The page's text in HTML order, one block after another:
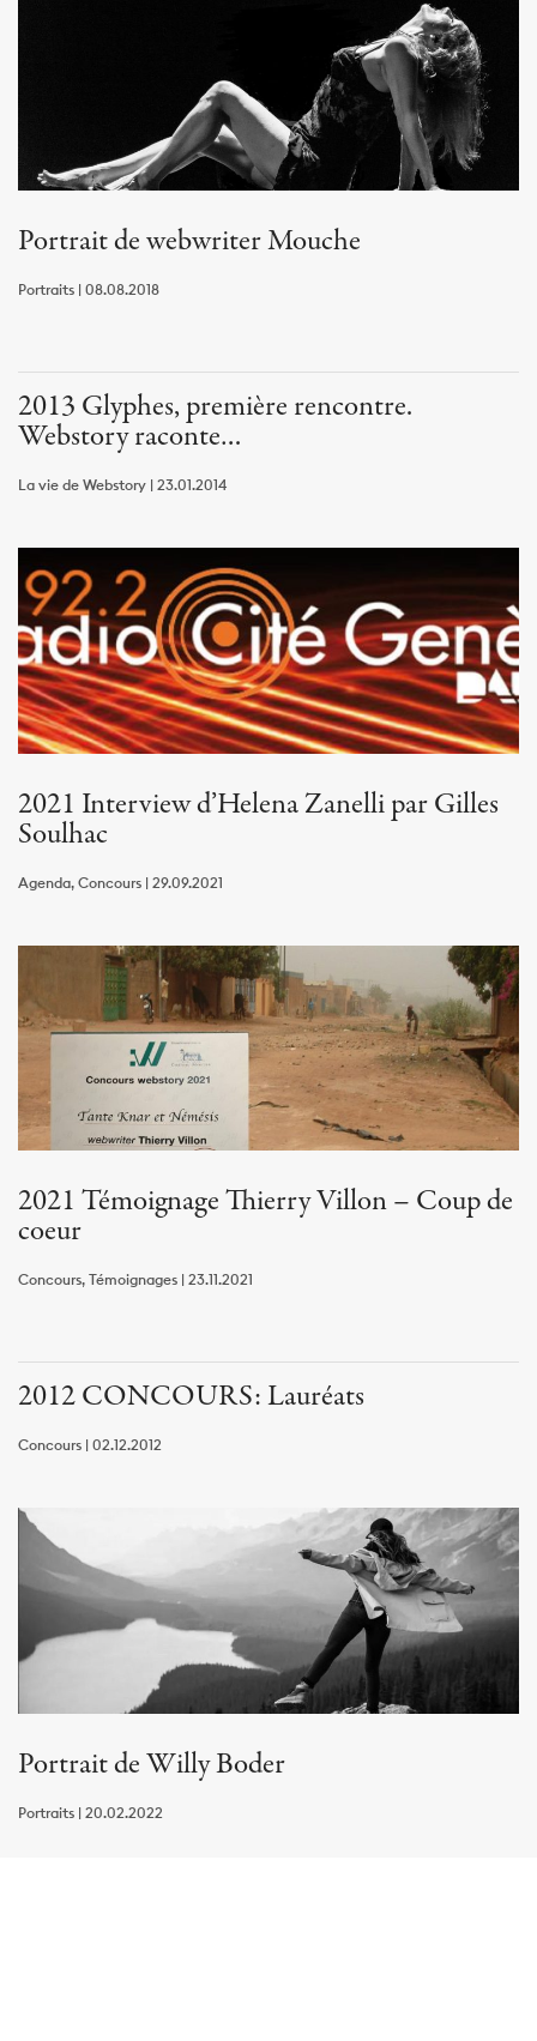
Portrait de webwriter Mouche
Portraits | 08.08.2018
2013 Glyphes, première rencontre.
Webstory raconte…
La vie de Webstory | 23.01.2014
2021 Interview d’Helena Zanelli par Gilles
Soulhac
Agenda, Concours | 29.09.2021
2021 Témoignage Thierry Villon – Coup de
coeur
Concours, Témoignages | 23.11.2021
2012 CONCOURS: Lauréats
Concours | 02.12.2012
Portrait de Willy Boder
Portraits | 20.02.2022